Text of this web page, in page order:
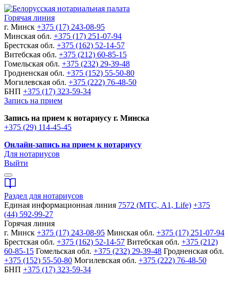
Горячая линия
г. Минск +375 (17) 243-08-95
Минская обл. +375 (17) 251-07-94
Брестская обл. +375 (162) 52-14-57
Витебская обл. +375 (212) 60-85-15
Гомельская обл. +375 (232) 29-39-48
Гродненская обл. +375 (152) 55-50-80
Могилевская обл. +375 (222) 76-48-50
БНП +375 (17) 323-59-34
Запись на прием
Запись на прием к нотариусу г. Минска
+375 (29) 114-45-45
Онлайн-запись на прием к нотариусу
Для нотариусов
Выйти
Раздел для нотариусов
Единая информационная линия 7572 (МТС, A1, Life) +375
(44) 592-99-27
Горячая линия
г. Минск +375 (17) 243-08-95 Минская обл. +375 (17) 251-07-94
Брестская обл. +375 (162) 52-14-57 Витебская обл. +375 (212)
60-85-15 Гомельская обл. +375 (232) 29-39-48 Гродненская обл.
+375 (152) 55-50-80 Могилевская обл. +375 (222) 76-48-50
БНП +375 (17) 323-59-34